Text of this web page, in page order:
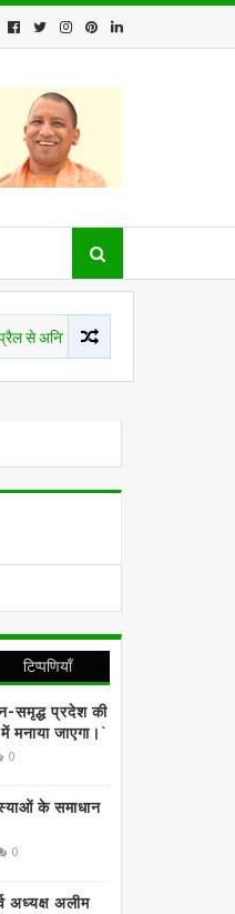
कालीन किसान क्रांति आंदोलन
टिप्पणियाँ
समृद्ध प्रदेश की
मनाया जाएगा।`
0
के समाधान
0
अध्यक्ष अलीम